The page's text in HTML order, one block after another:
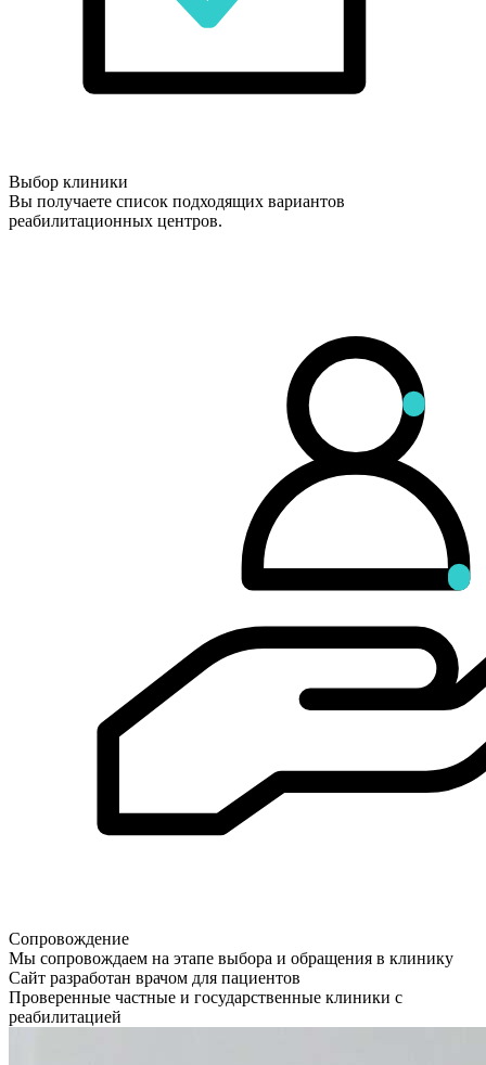
Выбор клиники
Вы получаете список подходящих вариантов
реабилитационных центров.
Сопровождение
Мы сопровождаем на этапе выбора и обращения в клинику
Сайт разработан врачом для пациентов
Проверенные частные и государственные клиники с
реабилитацией